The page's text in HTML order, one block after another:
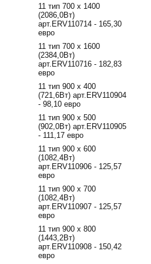
11 тип 700 х 1400
(2086,0Вт)
арт.ERV110714 - 165,30
евро
11 тип 700 х 1600
(2384,0Вт)
арт.ERV110716 - 182,83
евро
11 тип 900 х 400
(721,6Вт) арт.ERV110904
- 98,10 евро
11 тип 900 х 500
(902,0Вт) арт.ERV110905
- 111,17 евро
11 тип 900 х 600
(1082,4Вт)
арт.ERV110906 - 125,57
евро
11 тип 900 х 700
(1082,4Вт)
арт.ERV110907 - 125,57
евро
11 тип 900 х 800
(1443,2Вт)
арт.ERV110908 - 150,42
евро